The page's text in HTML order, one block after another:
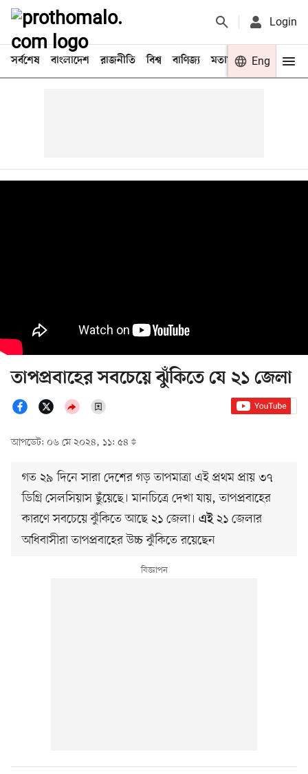
Login
সর্বশেষ বাংলাদেশ রাজনীতি বিশ্ব বাণিজ্য মতামত খেলা
Eng
তাপপ্রবাহের সবচেয়ে ঝুঁকিতে যে ২১ জেলা
আপডেট: ০৬ মে ২০২৪, ১১: ৫৪
গত ২৯ দিনে সারা দেশের গড় তাপমাত্রা এই প্রথম প্রায় ৩৭
ডিগ্রি সেলসিয়াস ছুঁয়েছে। মানচিত্রে দেখা যায়, তাপপ্রবাহের
কারণে সবচেয়ে ঝুঁকিতে আছে ২১ জেলা। এই২১ জেলার
অধিবাসীরা তাপপ্রবাহের উচ্চ ঝুঁকিতে রয়েছেন